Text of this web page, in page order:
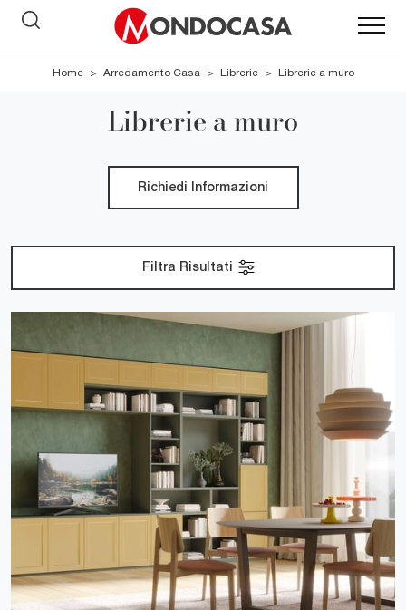
Home > Arredamento Casa > Librerie > Librerie a muro
Librerie a muro
Richiedi Informazioni
Filtra Risultati